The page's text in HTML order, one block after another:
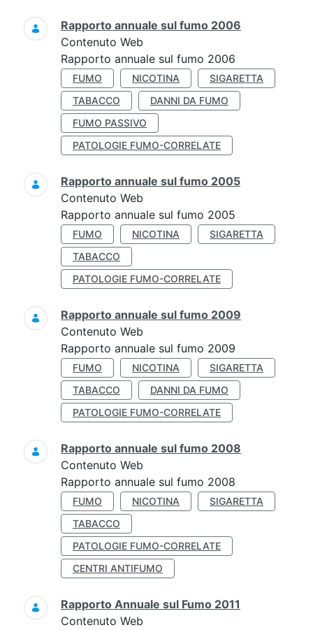
Rapporto annuale sul fumo 2006
Contenuto Web
Rapporto annuale sul fumo 2006
FUMO NICOTINA
SIGARETTA
TABACCO
DANNI DA FUMO
FUMO PASSIVO
PATOLOGIE FUMO-CORRELATE
Rapporto annuale sul fumo 2005
Contenuto Web
Rapporto annuale sul fumo 2005
FUMO NICOTINA
SIGARETTA
TABACCO
PATOLOGIE FUMO-CORRELATE
Rapporto annuale sul fumo 2009
Contenuto Web
Rapporto annuale sul fumo 2009
FUMO NICOTINA
SIGARETTA
TABACCO
DANNI DA FUMO
PATOLOGIE FUMO-CORRELATE
Rapporto annuale sul fumo 2008
Contenuto Web
Rapporto annuale sul fumo 2008
FUMO NICOTINA
SIGARETTA
TABACCO
PATOLOGIE FUMO-CORRELATE
CENTRI ANTIFUMO
Rapporto Annuale sul Fumo 2011
Contenuto Web